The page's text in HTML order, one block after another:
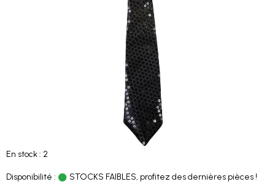
En stock : 2
Disponibilité : STOCKS FAIBLES, profitez des dernières pièces !